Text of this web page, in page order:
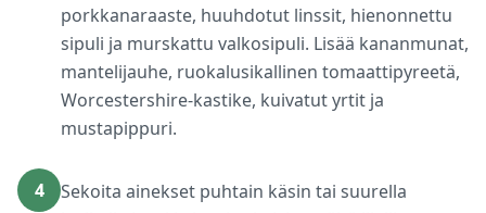
porkkanaraaste, huuhdotut linssit, hienonnettu
sipuli ja murskattu valkosipuli. Lisää kananmunat,
mantelijauhe, ruokalusikallinen tomaattipyreetä,
Worcestershire-kastike, kuivatut yrtit ja
mustapippuri.
4
Sekoita ainekset puhtain käsin tai suurella